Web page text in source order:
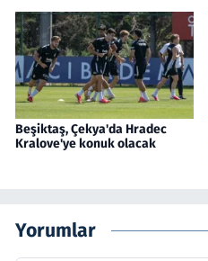
Beşiktaş, Çekya'da Hradec
Kralove'ye konuk olacak
Yorumlar